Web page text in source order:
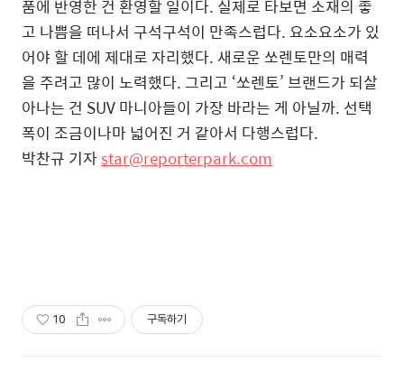
품에 반영한 건 환영할 일이다. 실제로 타보면 소재의 좋
고 나쁨을 떠나서 구석구석이 만족스럽다. 요소요소가 있
어야 할 데에 제대로 자리했다. 새로운 쏘렌토만의 매력
을 주려고 많이 노력했다. 그리고 ‘쏘렌토’ 브랜드가 되살
아나는 건 SUV 마니아들이 가장 바라는 게 아닐까. 선택
폭이 조금이나마 넓어진 거 같아서 다행스럽다.
박찬규 기자star@reporterpark.com
10 구독하기